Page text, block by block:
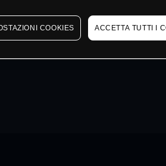
COOKIES ACCETTA TUTTI I